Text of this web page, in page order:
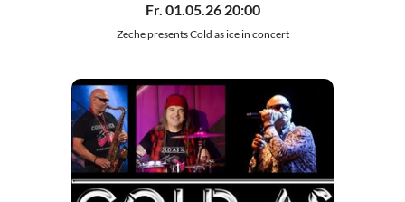
Fr. 01.05.26 20:00
Zeche presents Cold as ice in concert